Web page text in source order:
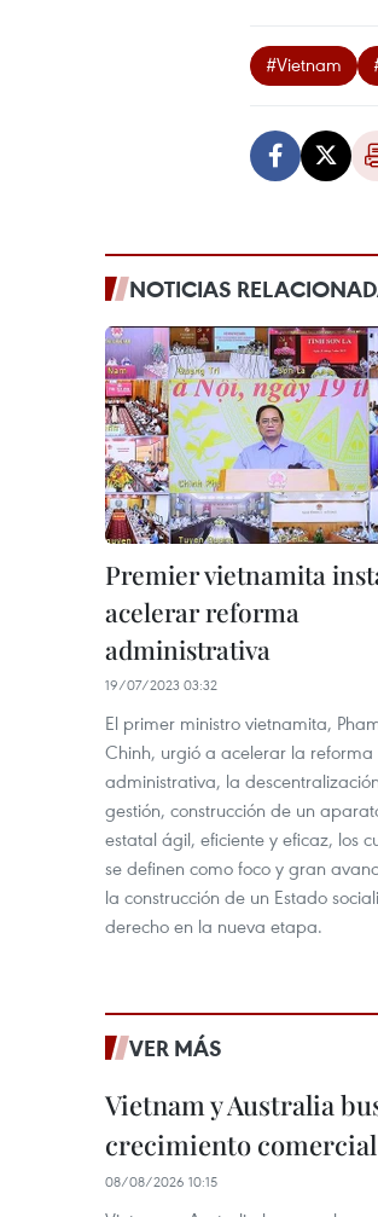
#Vietnam
NOTICIAS
Premier vietnamita
acelerar reforma
administrativa
19/07/2023 03:32
El primer ministro vietnamita,
Chinh, urgió a acelerar la reforma
administrativa, la
gestión, construcción de un
estatal ágil, eficiente y eficaz, los
se definen como foco y gran
la construcción de un Estado
derecho en la nueva etapa.
VER MÁS
Vietnam y Australia
crecimiento comercial
08/08/2026 10:15